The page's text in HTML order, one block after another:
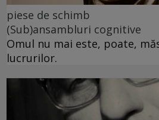
piese de schimb
(Sub)ansambluri cognitive
Omul nu mai este, poate,
lucrurilor.